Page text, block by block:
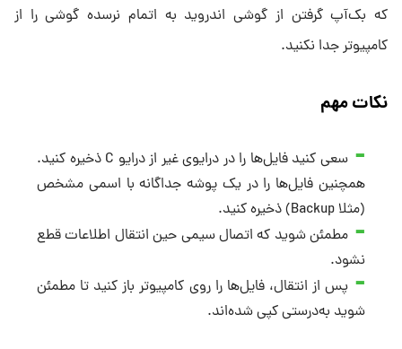
که بک‌آپ گرفتن از گوشی اندروید به اتمام نرسده گوشی را از
کامپیوتر جدا نکنید.
نکات مهم
سعی کنید فایل‌ها را در درایوی غیر از درایو C ذخیره کنید.
همچنین فایل‌ها را در یک پوشه جداگانه با اسمی مشخص
(مثلا Backup) ذخیره کنید.
مطمئن شوید که اتصال سیمی حین انتقال اطلاعات قطع
نشود.
پس از انتقال، فایل‌ها را روی کامپیوتر باز کنید تا مطمئن
شوید به‌درستی کپی شده‌اند.